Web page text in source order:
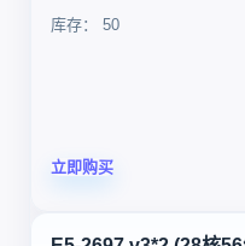
库存： 50
立即购买